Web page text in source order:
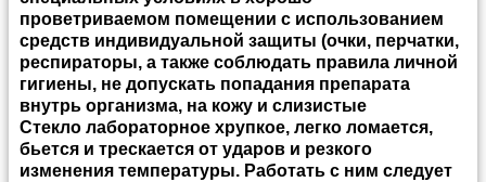
проветриваемом помещении с использованием
средств индивидуальной защиты (очки, перчатки,
респираторы, а также соблюдать правила личной
гигиены, не допускать попадания препарата
внутрь организма, на кожу и слизистые
Стекло лабораторное хрупкое, легко ломается,
бьется и трескается от ударов и резкого
изменения температуры. Работать с ним следует